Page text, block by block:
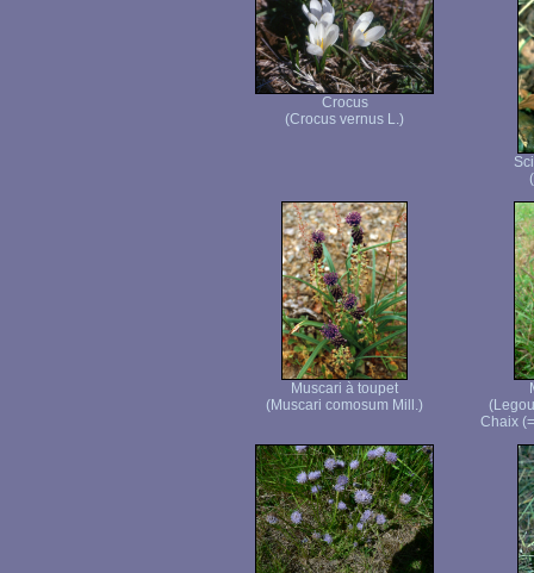
Crocus
(Crocus vernus L.)
Muscari à toupet
(Muscari comosum Mill.)
Chaix